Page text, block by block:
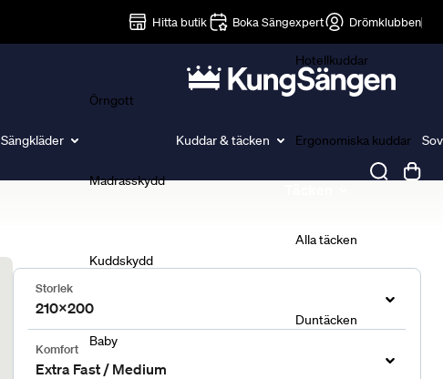
Hitta butik Boka Sängexpert Drömklubben
Sängkläder
Örngott
Madrasskydd
Kuddskydd
Baby
Kuddar & täcken
Hotellkuddar
Ergonomiska kuddar
Alla täcken
Duntäcken
Storlek
210x200
Komfort
Extra Fast / Medium